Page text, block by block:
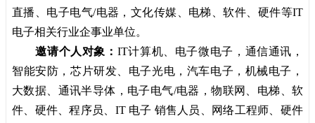
直播、电子电气/电器，文化传媒、电梯、软件、硬件等IT
电子相关行业企事业单位。
邀请个人对象： IT计算机、电子微电子，通信通讯，
智能安防，芯片研发、电子光电，汽车电子，机械电子，
大数据、通讯半导体，电子电气/电器，物联网、电梯、软
件、硬件、程序员、IT 电子 销售人员、网络工程师、硬件